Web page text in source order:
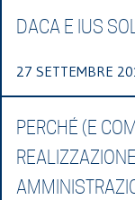
DACA E IUS
27 SETTEMBRE
PERCHÉ (E